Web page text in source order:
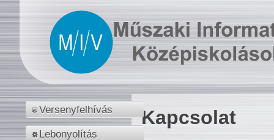
Versenyfelhívás
Lebonyolítás
Kapcsolat